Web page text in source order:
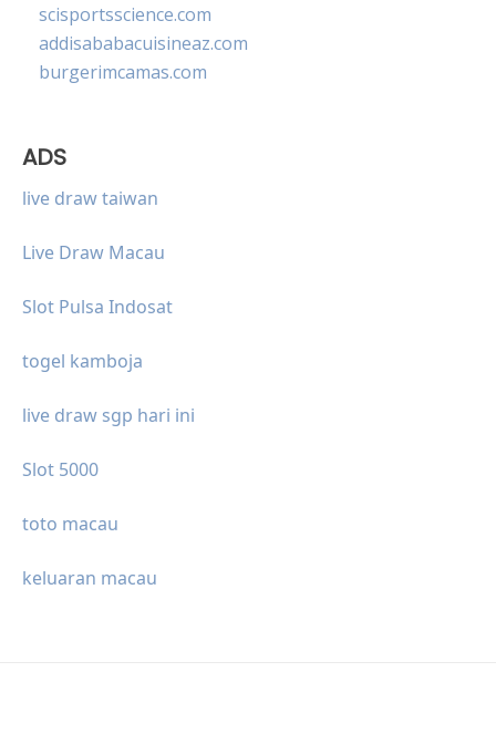
scisportsscience.com
addisababacuisineaz.com
burgerimcamas.com
ADS
live draw taiwan
Live Draw Macau
Slot Pulsa Indosat
togel kamboja
live draw sgp hari ini
Slot 5000
toto macau
keluaran macau